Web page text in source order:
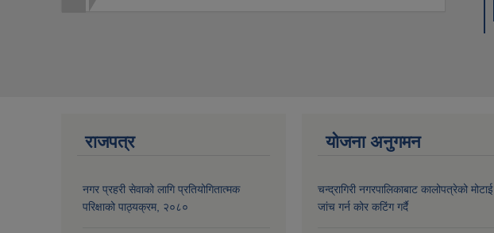
राजपत्र
नगर प्रहरी सेवाको लागि प्रतियोगितात्मक
परिक्षाको पाठ्यक्रम, २०८०
योजना अनुगमन
चन्द्रागिरी नगरपालिकाबाट कालोपत्रेको मोटाई
जांच गर्न कोर कटिंग गर्दै